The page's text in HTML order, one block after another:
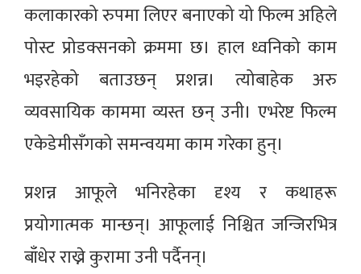
कलाकारको रुपमा लिएर बनाएको यो फिल्म अहिले
पोस्ट प्रोडक्सनको क्रममा छ। हाल ध्वनिको काम
भइरहेको बताउछन् प्रशन्न। त्योबाहेक अरु
व्यवसायिक काममा व्यस्त छन् उनी। एभरेष्ट फिल्म
एकेडेमीसँगको समन्वयमा काम गरेका हुन्।
प्रशन्न आफूले भनिरहेका दृश्य र कथाहरू
प्रयोगात्मक मान्छन्। आफूलाई निश्चित जन्जिरभित्र
बाँधेर राख्ने कुरामा उनी पर्दैनन्।